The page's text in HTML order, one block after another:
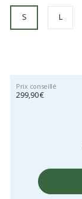
S L
Prix conseillé
299,90 €